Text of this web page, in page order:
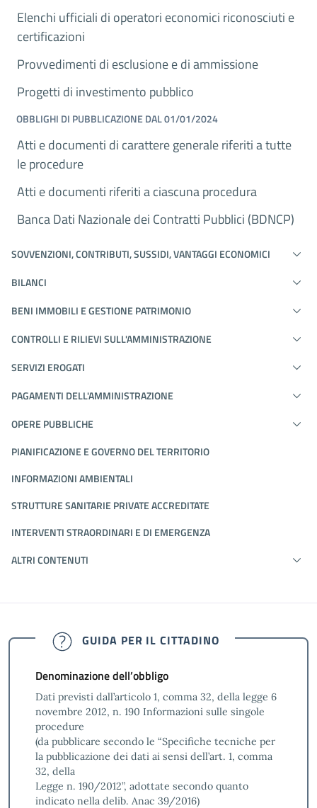
Elenchi ufficiali di operatori economici riconosciuti e
certificazioni
Provvedimenti di esclusione e di ammissione
Progetti di investimento pubblico
OBBLIGHI DI PUBBLICAZIONE DAL 01/01/2024
Atti e documenti di carattere generale riferiti a tutte
le procedure
Atti e documenti riferiti a ciascuna procedura
Banca Dati Nazionale dei Contratti Pubblici (BDNCP)
SOVVENZIONI, CONTRIBUTI, SUSSIDI, VANTAGGI ECONOMICI
BILANCI
BENI IMMOBILI E GESTIONE PATRIMONIO
CONTROLLI E RILIEVI SULL'AMMINISTRAZIONE
SERVIZI EROGATI
PAGAMENTI DELL'AMMINISTRAZIONE
OPERE PUBBLICHE
PIANIFICAZIONE E GOVERNO DEL TERRITORIO
INFORMAZIONI AMBIENTALI
STRUTTURE SANITARIE PRIVATE ACCREDITATE
INTERVENTI STRAORDINARI E DI EMERGENZA
ALTRI CONTENUTI
GUIDA PER IL CITTADINO
Denominazione dell’obbligo
Dati previsti dall’articolo 1, comma 32, della legge 6
novembre 2012, n. 190 Informazioni sulle singole
procedure
(da pubblicare secondo le “Specifiche tecniche per
la pubblicazione dei dati ai sensi dell’art. 1, comma
32, della
Legge n. 190/2012”, adottate secondo quanto
indicato nella delib. Anac 39/2016)